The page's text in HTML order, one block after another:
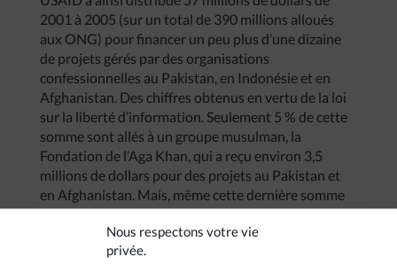
Nous respectons votre vie
privée.
2001 à 2005 (sur un total de 390 millions alloués
aux ONG) pour financer un peu plus d’une dizaine
de projets gérés par des organisations
confessionnelles au Pakistan, en Indonésie et en
Afghanistan. Des chiffres obtenus en vertu de la loi
sur la liberté d’information. Seulement 5 % de cette
somme sont allés à un groupe musulman, la
Fondation de l’Aga Khan, qui a reçu environ 3,5
millions de dollars pour des projets au Pakistan et
en Afghanistan. Mais, même cette dernière somme
est bien en-deça de celle reçue sous l’administration
Clinton : pour la seule année fiscale 2000, la
Fondation de l’Aga Khan avait reçu 4,9 millions de